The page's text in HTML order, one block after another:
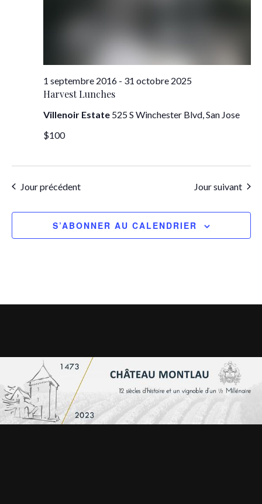
Harvest Lunches
1 septembre 2016- 31 octobre 2025
Villenoir Estate 525 S Winchester Blvd, San Jose
$100
Jour précédent Jour suivant
S’ABONNER AU CALENDRIER